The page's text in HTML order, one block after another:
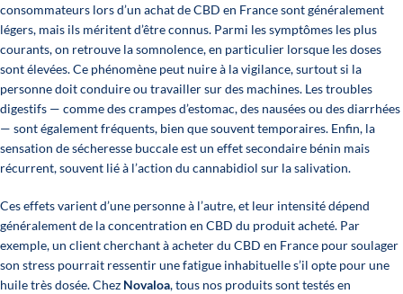
consommateurs lors d’un achat de CBD en France sont généralement
légers, mais ils méritent d’être connus. Parmi les symptômes les plus
courants, on retrouve la somnolence, en particulier lorsque les doses
sont élevées. Ce phénomène peut nuire à la vigilance, surtout si la
personne doit conduire ou travailler sur des machines. Les troubles
digestifs — comme des crampes d’estomac, des nausées ou des diarrhées
— sont également fréquents, bien que souvent temporaires. Enfin, la
sensation de sécheresse buccale est un effet secondaire bénin mais
récurrent, souvent lié à l’action du cannabidiol sur la salivation.
Ces effets varient d’une personne à l’autre, et leur intensité dépend
généralement de la concentration en CBD du produit acheté. Par
exemple, un client cherchant à acheter du CBD en France pour soulager
son stress pourrait ressentir une fatigue inhabituelle s’il opte pour une
huile très dosée. Chez Novaloa, tous nos produits sont testés en